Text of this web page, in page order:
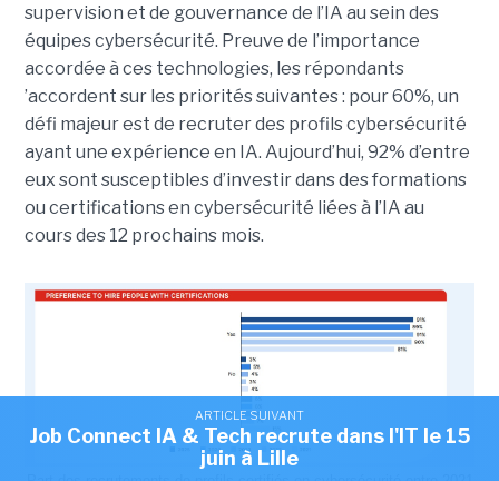
supervision et de gouvernance de l’IA au sein des
équipes cybersécurité. Preuve de l’importance
accordée à ces technologies, les répondants
’accordent sur les priorités suivantes : pour 60%, un
défi majeur est de recruter des profils cybersécurité
ayant une expérience en IA. Aujourd’hui, 92% d’entre
eux sont susceptibles d’investir dans des formations
ou certifications en cybersécurité liées à l’IA au
cours des 12 prochains mois.
ARTICLE SUIVANT
Job Connect IA & Tech recrute dans l'IT le 15
juin à Lille